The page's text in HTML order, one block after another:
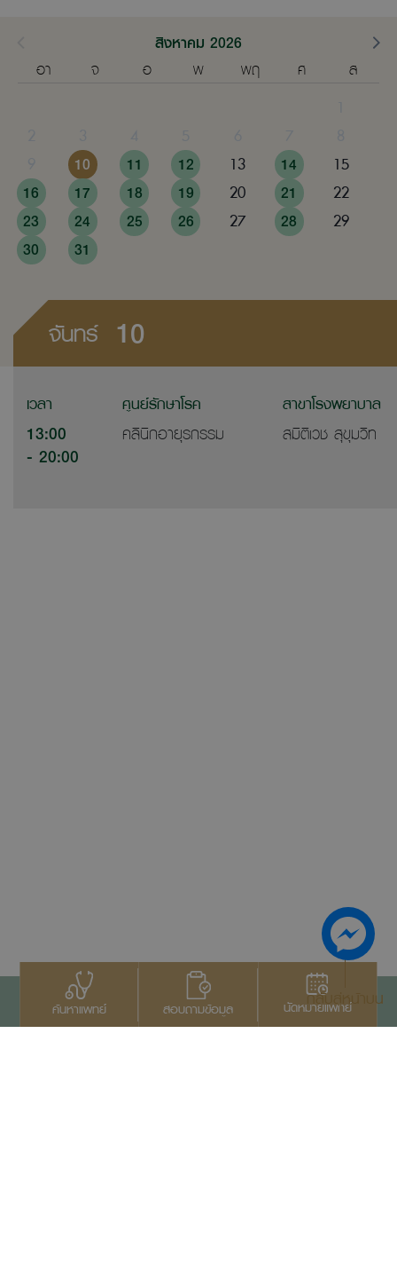
สิงหาคม 2026
อา
จ อ พ พฤ ศ
ส
10 11 12 13 14
15
16
17 18 19 20 21
22
23
24 25 26 27 28
29
30
31
จันทร์ 10
เวลา ศูนย์รักษาโรค สาขาโรงพยาบาล
13:00
- 20:00
คลินิกอายุรกรรม สมิติเวช สุขุมวิท
ค้นหาแพทย์ สอบถามข้อมูล นัดหมายแพทย์
กลับสู่หน้าบน